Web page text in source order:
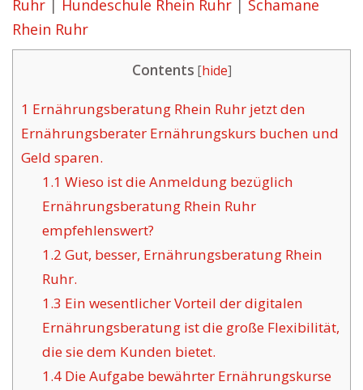
Ruhr | Hundeschule Rhein Ruhr | Schamane
Rhein Ruhr
Contents [hide]
1 Ernährungsberatung Rhein Ruhr jetzt den
Ernährungsberater Ernährungskurs buchen und
Geld sparen.
1.1 Wieso ist die Anmeldung bezüglich
Ernährungsberatung Rhein Ruhr
empfehlenswert?
1.2 Gut, besser, Ernährungsberatung Rhein
Ruhr.
1.3 Ein wesentlicher Vorteil der digitalen
Ernährungsberatung ist die große Flexibilität,
die sie dem Kunden bietet.
1.4Die Aufgabe bewährter Ernährungskurse